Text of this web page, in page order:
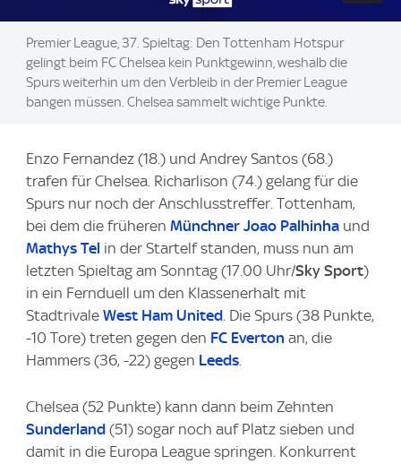
Premier League, 37. Spieltag: Den Tottenham Hotspur
gelingt beim FC Chelsea kein Punktgewinn, weshalb die
Spurs weiterhin um den Verbleib in der Premier League
bangen müssen. Chelsea sammelt wichtige Punkte.
Enzo Fernandez (18.) und Andrey Santos (68.)
trafen für Chelsea. Richarlison (74.) gelang für die
Spurs nur noch der Anschlusstreffer. Tottenham,
bei dem die früheren Münchner Joao Palhinha und
Mathys Tel in der Startelf standen, muss nun am
letzten Spieltag am Sonntag (17.00 Uhr/Sky Sport)
in ein Fernduell um den Klassenerhalt mit
Stadtrivale West Ham United. Die Spurs (38 Punkte,
-10 Tore) treten gegen den FC Everton an, die
Hammers (36, -22) gegen Leeds.
Chelsea (52 Punkte) kann dann beim Zehnten
Sunderland (51) sogar noch auf Platz sieben und
damit in die Europa League springen. Konkurrent